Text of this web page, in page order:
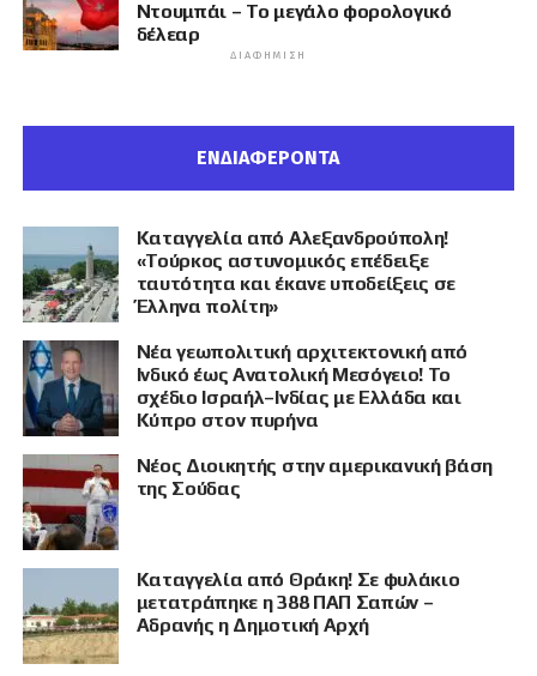
Ντουμπάι – Το μεγάλο φορολογικό
δέλεαρ
ΔΙΑΦΉΜΙΣΗ
ΕΝΔΙΑΦΕΡΟΝΤΑ
Καταγγελία από Αλεξανδρούπολη!
«Τούρκος αστυνομικός επέδειξε
ταυτότητα και έκανε υποδείξεις σε
Έλληνα πολίτη»
Νέα γεωπολιτική αρχιτεκτονική από
Ινδικό έως Ανατολική Μεσόγειο! Το
σχέδιο Ισραήλ–Ινδίας με Ελλάδα και
Κύπρο στον πυρήνα
Νέος Διοικητής στην αμερικανική βάση
της Σούδας
Καταγγελία από Θράκη! Σε φυλάκιο
μετατράπηκε η 388 ΠΑΠ Σαπών –
Αδρανής η Δημοτική Αρχή